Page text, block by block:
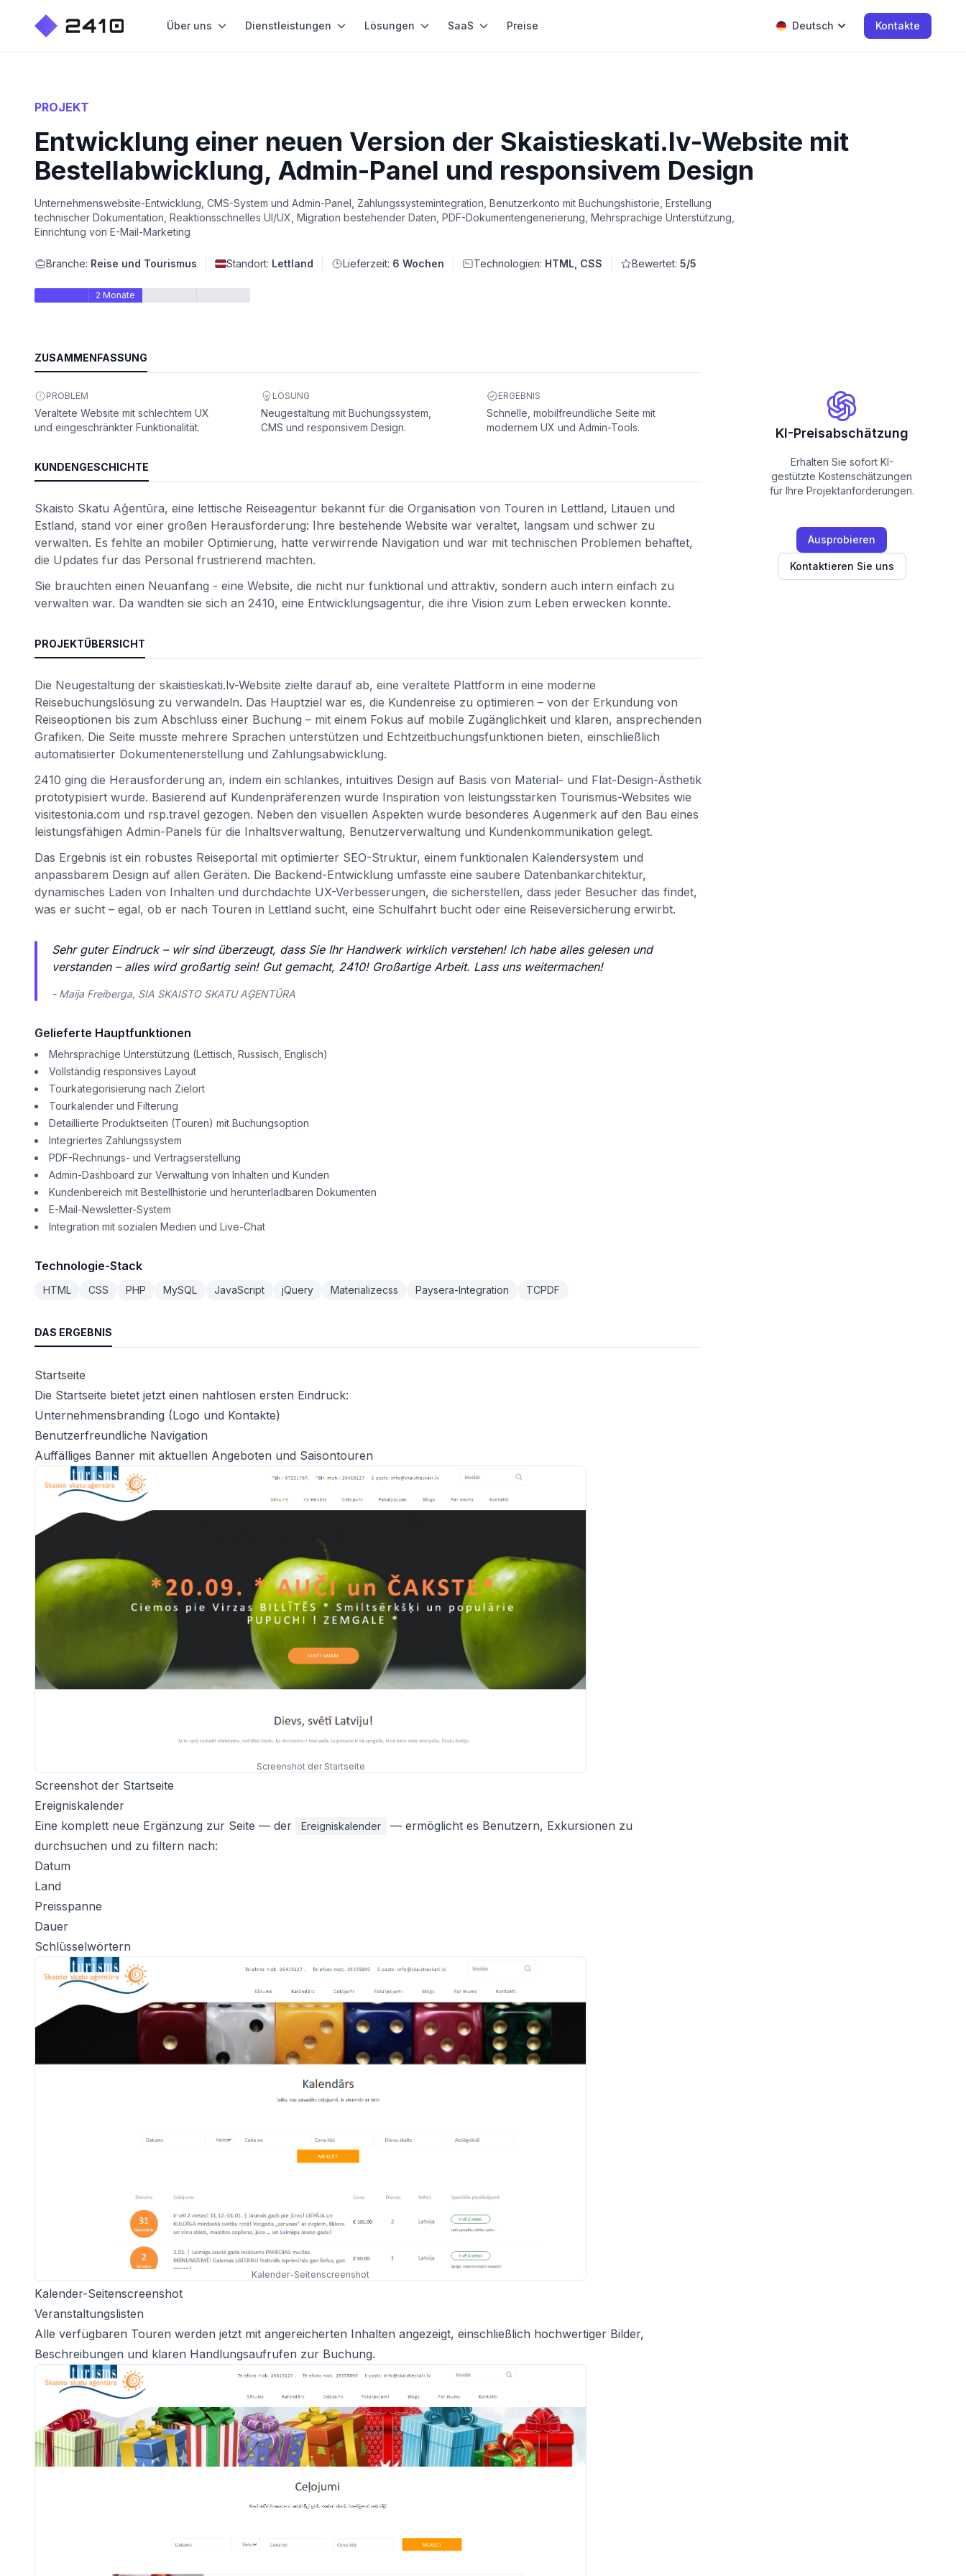
Über uns Dienstleistungen Lösungen SaaS Preise Deutsch Kontakte
PROJEKT
Entwicklung einer neuen Version der Skaistieskati.lv-Website mit
Bestellabwicklung, Admin-Panel und responsivem Design
Unternehmenswebsite-Entwicklung, CMS-System und Admin-Panel, Zahlungssystemintegration, Benutzerkonto mit Buchungshistorie, Erstellung
technischer Dokumentation, Reaktionsschnelles UI/UX, Migration bestehender Daten, PDF-Dokumentengenerierung, Mehrsprachige Unterstützung,
Einrichtung von E-Mail-Marketing
Branche: Reise und Tourismus Standort: Lettland Lieferzeit: 6 Wochen Technologien: HTML, CSS Bewertet: 5/5
2 Monate
ZUSAMMENFASSUNG
PROBLEM
Veraltete Website mit schlechtem UX
und eingeschränkter Funktionalität.
LÖSUNG
Neugestaltung mit Buchungssystem,
CMS und responsivem Design.
ERGEBNIS
Schnelle, mobilfreundliche Seite mit
modernem UX und Admin-Tools.
KUNDENGESCHICHTE
Skaisto Skatu Aģentūra, eine lettische Reiseagentur bekannt für die Organisation von Touren in Lettland, Litauen und
Estland, stand vor einer großen Herausforderung: Ihre bestehende Website war veraltet, langsam und schwer zu
verwalten. Es fehlte an mobiler Optimierung, hatte verwirrende Navigation und war mit technischen Problemen behaftet,
die Updates für das Personal frustrierend machten.
Sie brauchten einen Neuanfang - eine Website, die nicht nur funktional und attraktiv, sondern auch intern einfach zu
verwalten war. Da wandten sie sich an 2410, eine Entwicklungsagentur, die ihre Vision zum Leben erwecken konnte.
PROJEKTÜBERSICHT
Die Neugestaltung der skaistieskati.lv-Website zielte darauf ab, eine veraltete Plattform in eine moderne
Reisebuchungslösung zu verwandeln. Das Hauptziel war es, die Kundenreise zu optimieren – von der Erkundung von
Reiseoptionen bis zum Abschluss einer Buchung – mit einem Fokus auf mobile Zugänglichkeit und klaren, ansprechenden
Grafiken. Die Seite musste mehrere Sprachen unterstützen und Echtzeitbuchungsfunktionen bieten, einschließlich
automatisierter Dokumentenerstellung und Zahlungsabwicklung.
2410 ging die Herausforderung an, indem ein schlankes, intuitives Design auf Basis von Material- und Flat-Design-Ästhetik
prototypisiert wurde. Basierend auf Kundenpräferenzen wurde Inspiration von leistungsstarken Tourismus-Websites wie
visitestonia.com und rsp.travel gezogen. Neben den visuellen Aspekten wurde besonderes Augenmerk auf den Bau eines
leistungsfähigen Admin-Panels für die Inhaltsverwaltung, Benutzerverwaltung und Kundenkommunikation gelegt.
Das Ergebnis ist ein robustes Reiseportal mit optimierter SEO-Struktur, einem funktionalen Kalendersystem und
anpassbarem Design auf allen Geräten. Die Backend-Entwicklung umfasste eine saubere Datenbankarchitektur,
dynamisches Laden von Inhalten und durchdachte UX-Verbesserungen, die sicherstellen, dass jeder Besucher das findet,
was er sucht – egal, ob er nach Touren in Lettland sucht, eine Schulfahrt bucht oder eine Reiseversicherung erwirbt.
Sehr guter Eindruck – wir sind überzeugt, dass Sie Ihr Handwerk wirklich verstehen! Ich habe alles gelesen und
verstanden – alles wird großartig sein! Gut gemacht, 2410! Großartige Arbeit. Lass uns weitermachen!
- Maija Freiberga, SIA SKAISTO SKATU AĢENTŪRA
Gelieferte Hauptfunktionen
Mehrsprachige Unterstützung (Lettisch, Russisch, Englisch)
Vollständig responsives Layout
Tourkategorisierung nach Zielort
Tourkalender und Filterung
Detaillierte Produktseiten (Touren) mit Buchungsoption
Integriertes Zahlungssystem
PDF-Rechnungs- und Vertragserstellung
Admin-Dashboard zur Verwaltung von Inhalten und Kunden
Kundenbereich mit Bestellhistorie und herunterladbaren Dokumenten
E-Mail-Newsletter-System
Integration mit sozialen Medien und Live-Chat
Technologie-Stack
HTML CSS PHP MySQL JavaScript jQuery Materializecss Paysera-Integration TCPDF
DAS ERGEBNIS
Startseite
Die Startseite bietet jetzt einen nahtlosen ersten Eindruck:
Unternehmensbranding (Logo und Kontakte)
Benutzerfreundliche Navigation
Auffälliges Banner mit aktuellen Angeboten und Saisontouren
Screenshot der Startseite
Screenshot der Startseite
Ereigniskalender
Eine komplett neue Ergänzung zur Seite — der
Ereigniskalender
— ermöglicht es Benutzern, Exkursionen zu
durchsuchen und zu filtern nach:
Datum
Land
Preisspanne
Dauer
Schlüsselwörtern
Kalender-Seitenscreenshot
Kalender-Seitenscreenshot
Veranstaltungslisten
Alle verfügbaren Touren werden jetzt mit angereicherten Inhalten angezeigt, einschließlich hochwertiger Bilder,
Beschreibungen und klaren Handlungsaufrufen zur Buchung.
KI-Preisabschätzung
Erhalten Sie sofort KI-
gestützte Kostenschätzungen
für Ihre Projektanforderungen.
Ausprobieren
Kontaktieren Sie uns